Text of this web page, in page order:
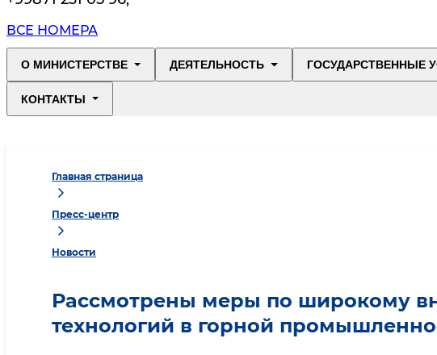
ВСЕ НОМЕРА
О МИНИСТЕРСТВЕ ДЕЯТЕЛЬНОСТЬ ГОСУДАРСТВЕННЫЕ
КОНТАКТЫ
Главная страница
Пресс-центр
Новости
Рассмотрены меры по широкому
технологий в горной